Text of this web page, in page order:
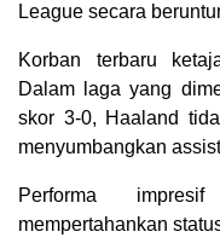
League secara
Korban terbaru
Dalam laga yang
skor 3-0, Haaland
menyumbangkan
Performa
mempertahankan